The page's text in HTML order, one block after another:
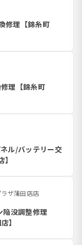
修理【錦糸町
理【錦糸町
ル/バッテリー交
ザ蒲田店店
没調整修理
】